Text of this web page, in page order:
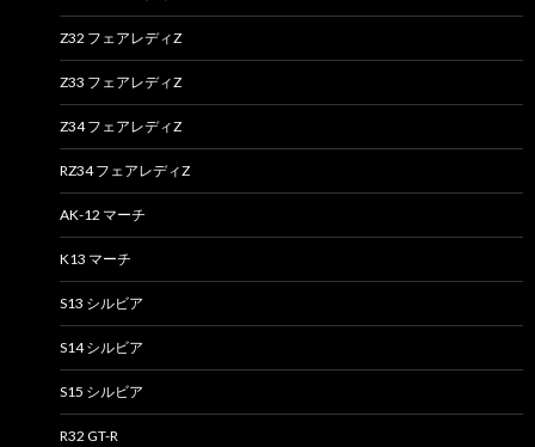
Z32 フェアレディZ
Z33 フェアレディZ
Z34 フェアレディZ
RZ34 フェアレディZ
AK-12 マーチ
K13 マーチ
S13 シルビア
S14 シルビア
S15 シルビア
R32 GT-R